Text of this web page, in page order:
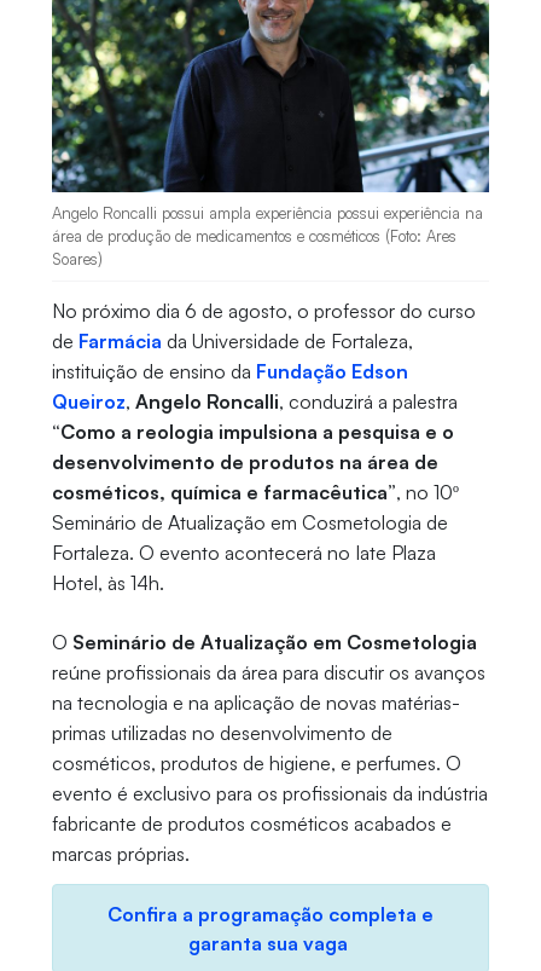
Angelo Roncalli possui ampla experiência possui experiência na
área de produção de medicamentos e cosméticos (Foto: Ares
Soares)
No próximo dia 6 de agosto, o professor do curso
de Farmácia da Universidade de Fortaleza,
instituição de ensino da Fundação Edson
Queiroz, Angelo Roncalli, conduzirá a palestra
“Como a reologia impulsiona a pesquisa e o
desenvolvimento de produtos na área de
cosméticos, química e farmacêutica”, no 10º
Seminário de Atualização em Cosmetologia de
Fortaleza. O evento acontecerá no Iate Plaza
Hotel, às 14h.
O Seminário de Atualização em Cosmetologia
reúne profissionais da área para discutir os avanços
na tecnologia e na aplicação de novas matérias-
primas utilizadas no desenvolvimento de
cosméticos, produtos de higiene, e perfumes. O
evento é exclusivo para os profissionais da indústria
fabricante de produtos cosméticos acabados e
marcas próprias.
Confira a programação completa e
garanta sua vaga